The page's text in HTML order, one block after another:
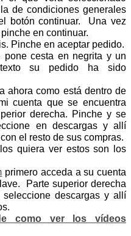
de condiciones generales
botón continuar. Una vez
en continuar.
Pinche en aceptar pedido.
pone cesta en negrita y un
su pedido ha sido
ahora como está dentro de
cuenta que se encuentra
derecha. Pinche y se
en descargas y allí
el resto de sus compras.
quiera ver estos son los
primero acceda a su cuenta
Parte superior derecha
descargas y allí
como ver los vídeos